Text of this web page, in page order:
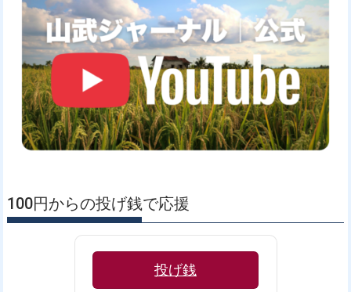
100円からの投げ銭で応援
投げ銭